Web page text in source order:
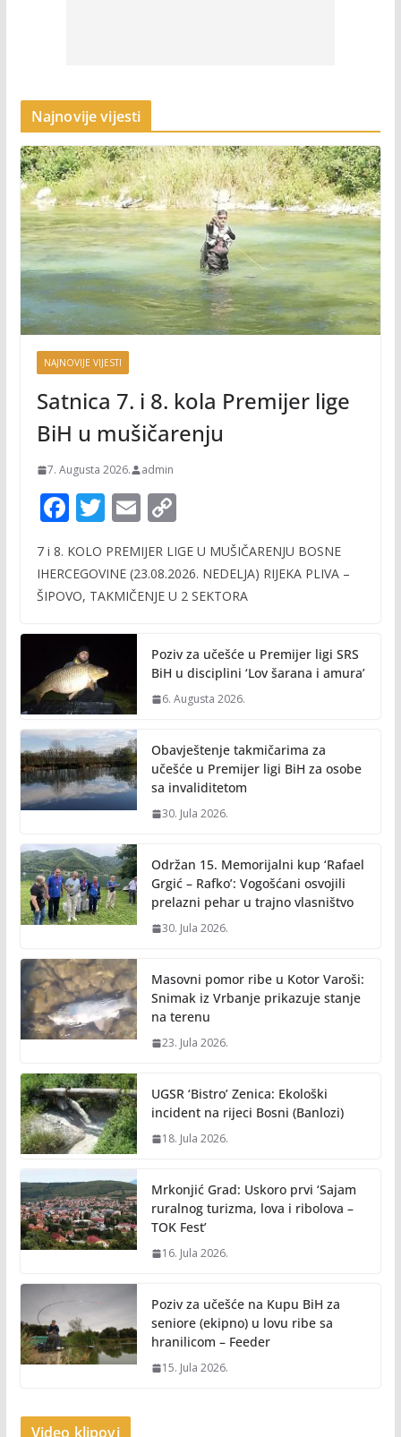
Najnovije vijesti
NAJNOVIJE VIJESTI
Satnica 7. i 8. kola Premijer lige
BiH u mušičarenju
7. Augusta 2026. admin
F
e
b
o
k
T
itt
er
E
ai
l
C
p
y
n
k
7 i 8. KOLO PREMIJER LIGE U MUŠIČARENJU BOSNE
IHERCEGOVINE (23.08.2026. NEDELJA) RIJEKA PLIVA –
ŠIPOVO, TAKMIČENJE U 2 SEKTORA
Poziv za učešće u Premijer ligi SRS
BiH u disciplini ‘Lov šarana i amura’
6. Augusta 2026.
Obavještenje takmičarima za
učešće u Premijer ligi BiH za osobe
sa invaliditetom
30. Jula 2026.
Održan 15. Memorijalni kup ‘Rafael
Grgić – Rafko’: Vogošćani osvojili
prelazni pehar u trajno vlasništvo
30. Jula 2026.
Masovni pomor ribe u Kotor Varoši:
Snimak iz Vrbanje prikazuje stanje
na terenu
23. Jula 2026.
UGSR ‘Bistro’ Zenica: Ekološki
incident na rijeci Bosni (Banlozi)
18. Jula 2026.
Mrkonjić Grad: Uskoro prvi ‘Sajam
ruralnog turizma, lova i ribolova –
TOK Fest’
16. Jula 2026.
Poziv za učešće na Kupu BiH za
seniore (ekipno) u lovu ribe sa
hranilicom – Feeder
15. Jula 2026.
Video klipovi